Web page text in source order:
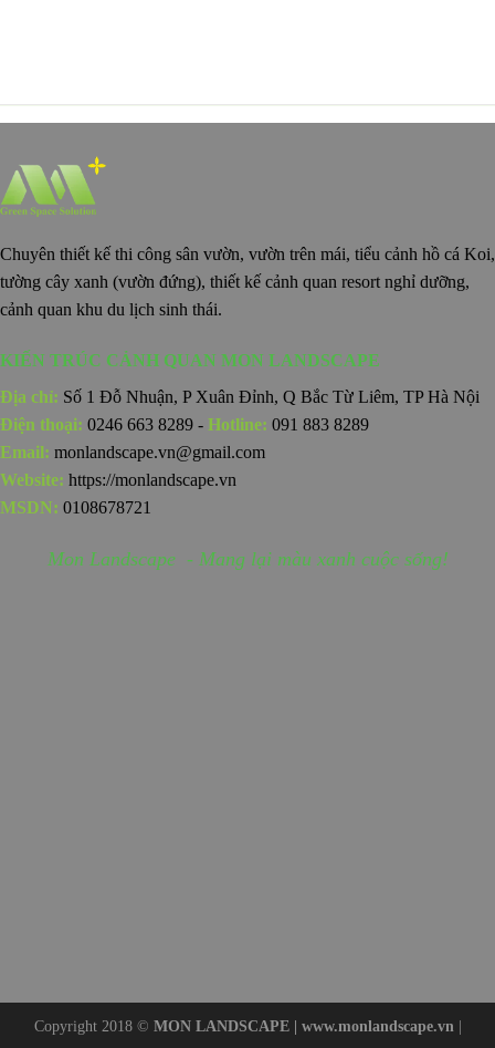
Chuyên thiết kế thi công sân vườn, vườn trên mái, tiểu cảnh hồ cá Koi,
tường cây xanh (vườn đứng), thiết kế cảnh quan resort nghỉ dưỡng,
cảnh quan khu du lịch sinh thái.
KIẾN TRÚC CẢNH QUAN MON LANDSCAPE
Địa chỉ: Số 1 Đỗ Nhuận, P Xuân Đỉnh, Q Bắc Từ Liêm, TP Hà Nội
Điện thoại: 0246 663 8289 - Hotline: 091 883 8289
Email: monlandscape.vn@gmail.com
Website: https://monlandscape.vn
MSDN: 0108678721
Mon Landscape - Mang lại màu xanh cuộc sống!
Copyright 2018 © MON LANDSCAPE | www.monlandscape.vn |